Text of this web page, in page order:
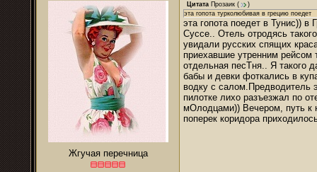
Жгучая перечница
Цитата Прозаик (
)
эта гопота турколюбивая в грецию поедет
эта гопота поедет в Тунис))
Суссе.. Отель отродясь
увидали русских спящих
приехавшие утренним
отдельная песТня.. Я такого
бабы и девки фоткались в
водку с салом.Предводитель
пилотке лихо разъезжал по
мОлодцами)) Вечером, путь
поперек коридора